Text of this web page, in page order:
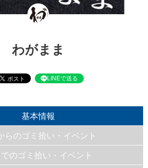
わがまま
LINEで送る
基本情報
らのゴミ拾い・イベント
のゴミ拾い・イベント